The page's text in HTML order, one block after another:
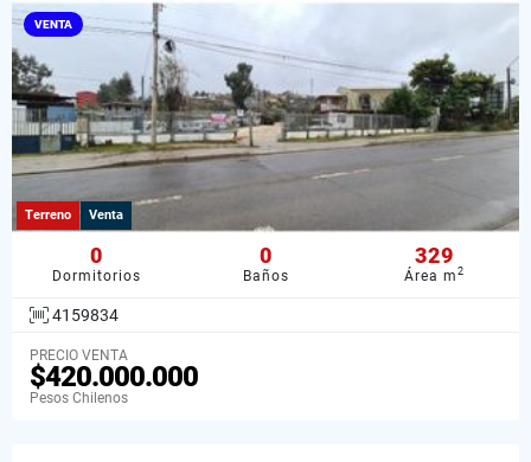
VENTA
Terreno Venta
0
Dormitorios
0
Baños
329
Área m2
4159834
PRECIO VENTA
$420.000.000
Pesos Chilenos